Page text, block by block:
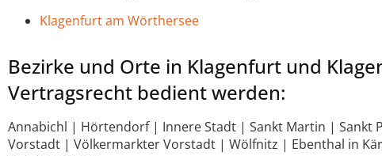
Klagenfurt am Wörthersee
Bezirke und Orte in Klagenfurt und
Vertragsrecht bedient werden:
Annabichl | Hörtendorf | Innere Stadt | Sankt Martin |
Vorstadt | Völkermarkter Vorstadt | Wölfnitz | Ebenthal in